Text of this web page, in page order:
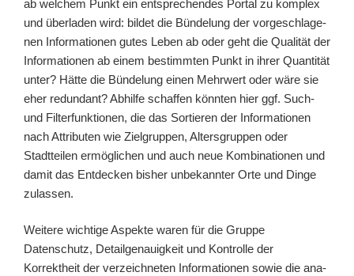
ab wel­chem Punkt ein ent­spre­chen­des Portal zu kom­plex
und über­la­den wird: bil­det die Bündelung der vor­ge­schla­ge­
nen Informationen gutes Leben ab oder geht die Qualität der
Informationen ab einem bestimm­ten Punkt in ihrer Quantität
unter? Hätte die Bündelung einen Mehrwert oder wäre sie
eher red­un­dant? Abhilfe schaf­fen könn­ten hier ggf. Such-
und Filterfunktionen, die das Sortieren der Informationen
nach Attributen wie Zielgruppen, Altersgruppen oder
Stadtteilen ermög­li­chen und auch neue Kombinationen und
damit das Entdecken bis­her unbe­kann­ter Orte und Dinge
zulas­sen.
Weitere wich­ti­ge Aspekte waren für die Gruppe
Datenschutz, Detailgenauigkeit und Kontrolle der
Korrektheit der ver­zeich­ne­ten Informationen sowie die ana­